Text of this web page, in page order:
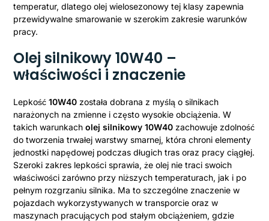
temperatur, dlatego olej wielosezonowy tej klasy zapewnia
przewidywalne smarowanie w szerokim zakresie warunków
pracy.
Olej silnikowy 10W40 –
właściwości i znaczenie
Lepkość10W40 została dobrana z myślą o silnikach
narażonych na zmienne i często wysokie obciążenia. W
takich warunkacholej silnikowy 10W40 zachowuje zdolność
do tworzenia trwałej warstwy smarnej, która chroni elementy
jednostki napędowej podczas długich tras oraz pracy ciągłej.
Szeroki zakres lepkości sprawia, że olej nie traci swoich
właściwości zarówno przy niższych temperaturach, jak i po
pełnym rozgrzaniu silnika. Ma to szczególne znaczenie w
pojazdach wykorzystywanych w transporcie oraz w
maszynach pracujących pod stałym obciążeniem, gdzie